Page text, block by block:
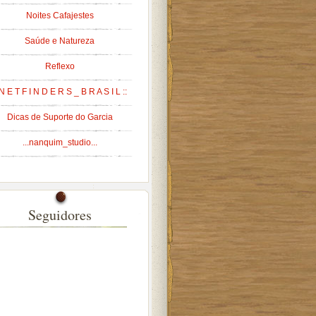
Noites Cafajestes
Saúde e Natureza
Reflexo
E T F I N D E R S _ B R A S I L ::
Dicas de Suporte do Garcia
...nanquim_studio...
Seguidores